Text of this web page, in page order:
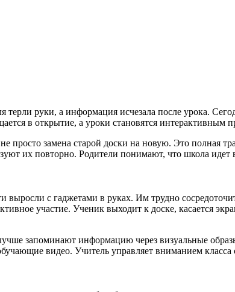
руки, а информация исчезала после урока.
в открытие, а уроки становятся интерактивным
просто замена старой доски на новую. Это полная
их повторно. Родители понимают, что школа идет
с гаджетами в руках. Им трудно
участие. Ученик выходит к доске, касается
запоминают информацию через визуальные
видео. Учитель управляет вниманием